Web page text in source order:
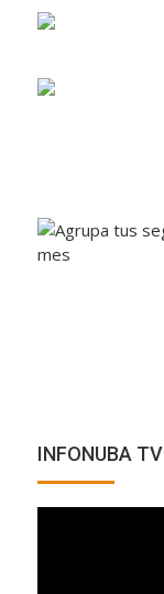
INFONUBA TV